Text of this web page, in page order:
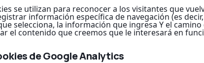
se utilizan para reconocer a los visitantes que
información específica de navegación (es
selecciona, la información que ingresa Y el
el contenido que creemos que le interesará en
de Google Analytics